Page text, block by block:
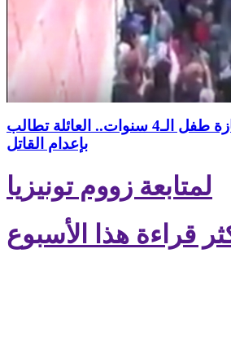
فيديو : خلال جنازة طفل الـ4 سنوات.. العائلة تطالب
بإعدام القاتل
لمتابعة زووم تونيزيا
قراءة هذا الأسبوع